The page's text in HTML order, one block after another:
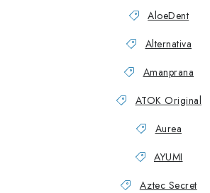
Obchodní podmínky
Podmínky ochrany osobních údajů
Kontakty
Slovník pojmov
AloeDent
Alternativa
Amanprana
ATOK Original
Aurea
AYUMI
Aztec Secret